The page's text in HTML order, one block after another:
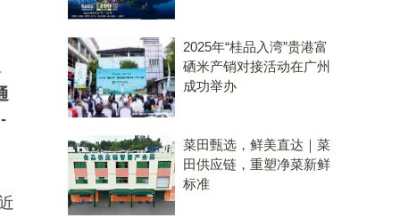
2025年“桂品入湾”贵港富
硒米产销对接活动在广州
成功举办
菜田甄选，鲜美直达｜菜
田供应链，重塑净菜新鲜
标准